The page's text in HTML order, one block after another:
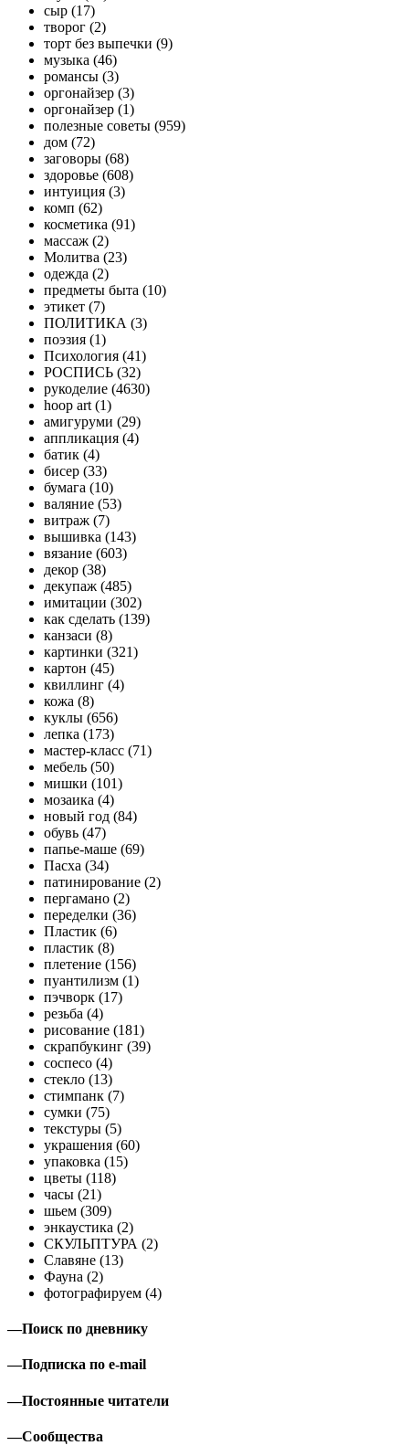
сыр (17)
творог (2)
торт без выпечки (9)
музыка (46)
романсы (3)
оргонайзер (3)
оргонайзер (1)
полезные советы (959)
дом (72)
заговоры (68)
здоровье (608)
интуиция (3)
комп (62)
косметика (91)
массаж (2)
Молитва (23)
одежда (2)
предметы быта (10)
этикет (7)
ПОЛИТИКА (3)
поэзия (1)
Психология (41)
РОСПИСЬ (32)
рукоделие (4630)
hoop art (1)
амигуруми (29)
аппликация (4)
батик (4)
бисер (33)
бумага (10)
валяние (53)
витраж (7)
вышивка (143)
вязание (603)
декор (38)
декупаж (485)
имитации (302)
как сделать (139)
канзаси (8)
картинки (321)
картон (45)
квиллинг (4)
кожа (8)
куклы (656)
лепка (173)
мастер-класс (71)
мебель (50)
мишки (101)
мозаика (4)
новый год (84)
обувь (47)
папье-маше (69)
Пасха (34)
патинирование (2)
пергамано (2)
переделки (36)
Пластик (6)
пластик (8)
плетение (156)
пуантилизм (1)
пэчворк (17)
резьба (4)
рисование (181)
скрапбукинг (39)
соспесо (4)
стекло (13)
стимпанк (7)
сумки (75)
текстуры (5)
украшения (60)
упаковка (15)
цветы (118)
часы (21)
шьем (309)
энкаустика (2)
СКУЛЬПТУРА (2)
Славяне (13)
Фауна (2)
фотографируем (4)
—Поиск по дневнику
—Подписка по e-mail
—Постоянные читатели
—Сообщества